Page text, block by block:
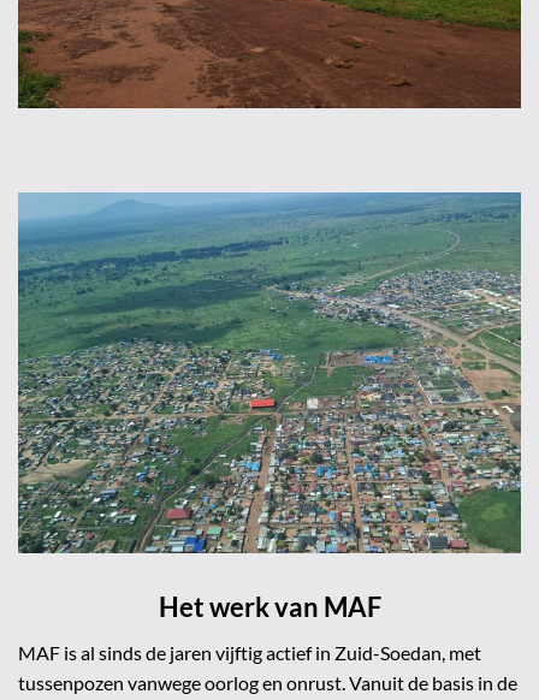
Het werk van MAF
MAF is al sinds de jaren vijftig actief in Zuid-Soedan, met
tussenpozen vanwege oorlog en onrust. Vanuit de basis in de